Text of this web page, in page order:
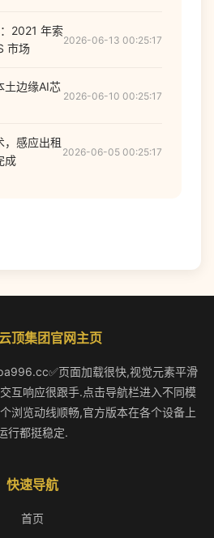
2021 年索
市场
2026-06-13 00:25:17
土边缘AI芯
2026-06-10 00:25:17
，感应出租
成
2026-06-05 00:25:17
顶集团官网主页
页面加载很快,视觉元素平滑
互响应很跟手.点击导航栏进入不同模
浏览动线顺畅,官方版本在各个设备上
行都挺稳定.
快速导航
首页